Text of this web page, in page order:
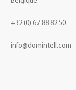
+32 (0) 67 88 82 50
info@domintell.com